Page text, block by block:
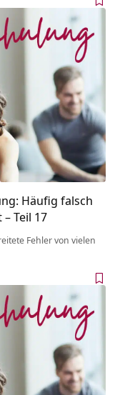
Häufig falsch
Teil 17
Fehler von vielen